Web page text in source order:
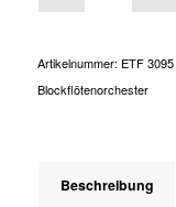
Artikelnummer: ETF 3095
Blockflötenorchester
Beschreibung